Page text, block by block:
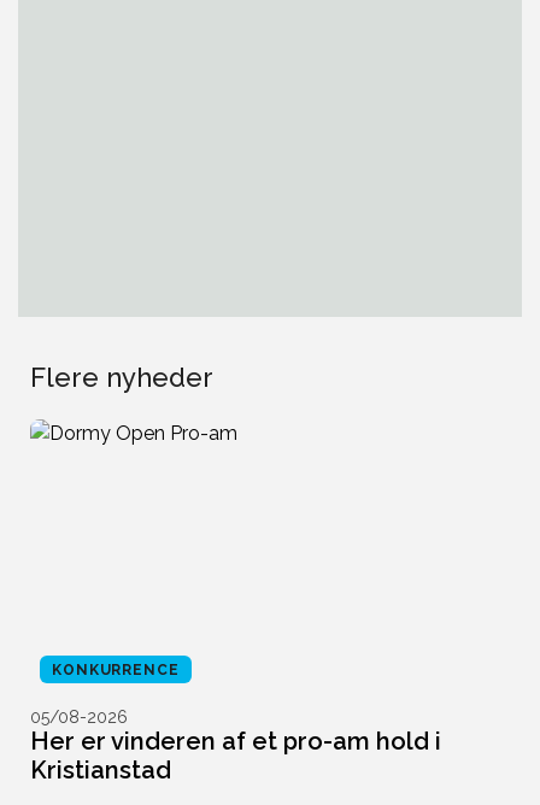
Flere nyheder
KONKURRENCE
05/08-2026
Her er vinderen af et pro-am hold i
Kristianstad